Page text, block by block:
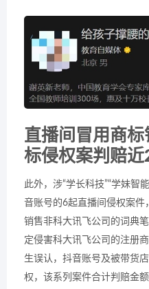
直播间冒用商
标侵权案判赔近
此外，涉“学长科技”“学妹智
音账号的6起直播间侵权案件
销售非科大讯飞公司的词典
定侵害科大讯飞公司的注册
生误认，抖音账号及被带货
权，该系列案件合计判赔金额